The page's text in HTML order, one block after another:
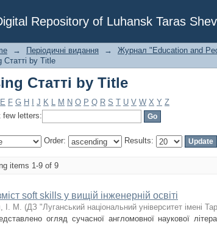
Repository of Luhansk Taras
Статті by Title
→ Періодичні видання → Журнал "Education and
Статті by Title
Статті by Title
E F G H J K L M N O P Q R S T U V W X Y Z
few letters:
Order: Results:
items 1-9 of 9
soft skills у вищій інженерній освіті
І. М. (ДЗ "Луганський національний університет імені
огляд сучасної англомовної наукової